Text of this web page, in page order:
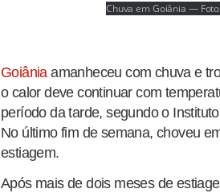
Chuva em Goiânia —
Goiâniaamanheceu com chuva e
o calor deve continuar com
período da tarde, segundo o
No último fim de semana, choveu
estiagem.
Após mais de dois meses de